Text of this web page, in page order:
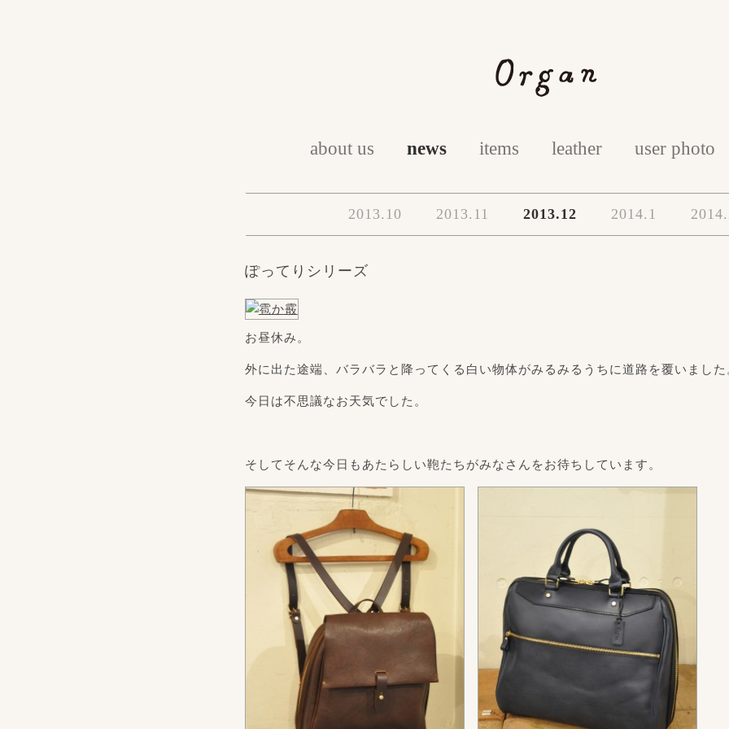
about us news items leather user photo
2013.10 2013.11 2013.12 2014.1
ぽってりシリーズ
お昼休み。
外に出た途端、バラバラと降ってくる白い物体がみるみるうちに道路を覆いました
今日は不思議なお天気でした。
そしてそんな今日もあたらしい鞄たちがみなさんをお待ちしています。